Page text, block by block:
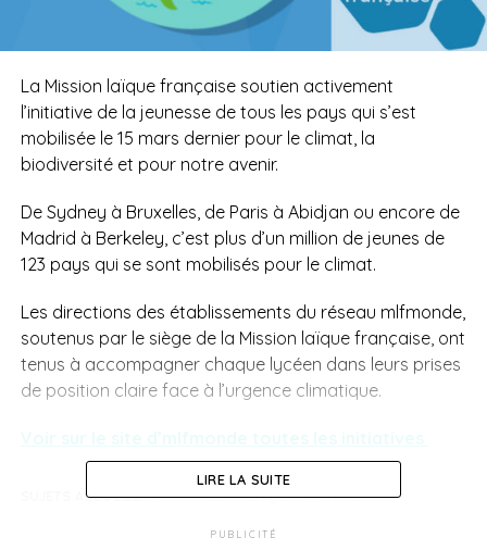
La Mission laïque française soutien activement
l’initiative de la jeunesse de tous les pays qui s’est
mobilisée le 15 mars dernier pour le climat, la
biodiversité et pour notre avenir.
De Sydney à Bruxelles, de Paris à Abidjan ou encore de
Madrid à Berkeley, c’est plus d’un million de jeunes de
123 pays qui se sont mobilisés pour le climat.
Les directions des établissements du réseau mlfmonde,
soutenus par le siège de la Mission laïque française, ont
tenus à accompagner chaque lycéen dans leurs prises
de position claire face à l’urgence climatique.
SUJETS ASSOCIÉS: MLF.MISSIONLAIQUEFRANÇAISE
LIRE LA SUITE
PUBLICITÉ